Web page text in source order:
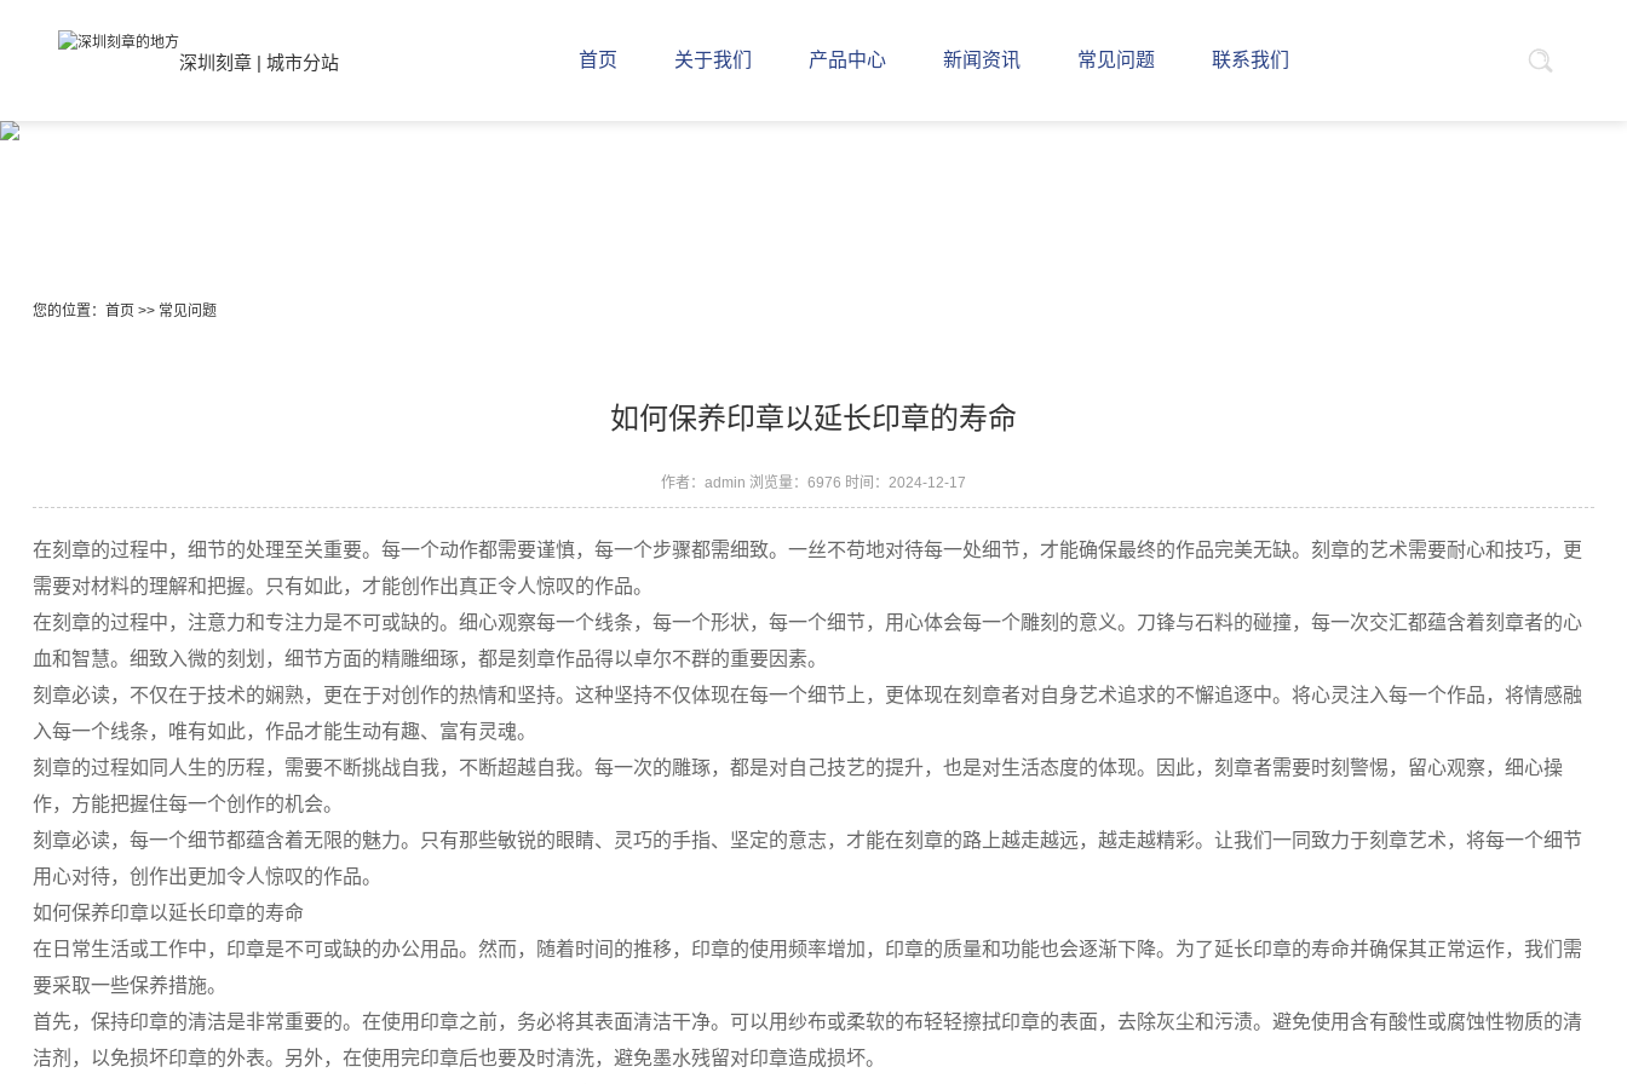
深圳刻章 | 城市分站 首页 关于我们 产品中心 新闻资讯 常见问题 联系我们
您的位置： 首页>> 常见问题
如何保养印章以延长印章的寿命
作者：admin 浏览量：6976 时间：2024-12-17
在刻章的过程中，细节的处理至关重要。每一个动作都需要谨慎，每一个步骤都需细致。一丝不苟地对待每一处细节，才能确保最终的作品完美无缺。刻章的艺术需要耐心和技巧，更
需要对材料的理解和把握。只有如此，才能创作出真正令人惊叹的作品。
在刻章的过程中，注意力和专注力是不可或缺的。细心观察每一个线条，每一个形状，每一个细节，用心体会每一个雕刻的意义。刀锋与石料的碰撞，每一次交汇都蕴含着刻章者的心
血和智慧。细致入微的刻划，细节方面的精雕细琢，都是刻章作品得以卓尔不群的重要因素。
刻章必读，不仅在于技术的娴熟，更在于对创作的热情和坚持。这种坚持不仅体现在每一个细节上，更体现在刻章者对自身艺术追求的不懈追逐中。将心灵注入每一个作品，将情感融
入每一个线条，唯有如此，作品才能生动有趣、富有灵魂。
刻章的过程如同人生的历程，需要不断挑战自我，不断超越自我。每一次的雕琢，都是对自己技艺的提升，也是对生活态度的体现。因此，刻章者需要时刻警惕，留心观察，细心操
作，方能把握住每一个创作的机会。
刻章必读，每一个细节都蕴含着无限的魅力。只有那些敏锐的眼睛、灵巧的手指、坚定的意志，才能在刻章的路上越走越远，越走越精彩。让我们一同致力于刻章艺术，将每一个细节
用心对待，创作出更加令人惊叹的作品。
如何保养印章以延长印章的寿命
在日常生活或工作中，印章是不可或缺的办公用品。然而，随着时间的推移，印章的使用频率增加，印章的质量和功能也会逐渐下降。为了延长印章的寿命并确保其正常运作，我们需
要采取一些保养措施。
首先，保持印章的清洁是非常重要的。在使用印章之前，务必将其表面清洁干净。可以用纱布或柔软的布轻轻擦拭印章的表面，去除灰尘和污渍。避免使用含有酸性或腐蚀性物质的清
洁剂，以免损坏印章的外表。另外，在使用完印章后也要及时清洗，避免墨水残留对印章造成损坏。